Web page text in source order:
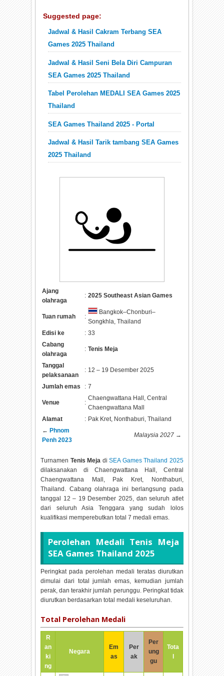
Suggested page:
Jadwal & Hasil Cakram Terbang SEA
Games 2025 Thailand
Jadwal & Hasil Seni Bela Diri Campuran
SEA Games 2025 Thailand
Tabel Perolehan MEDALI SEA Games 2025
Thailand
SEA Games Thailand 2025 - Portal
Jadwal & Hasil Tarik tambang SEA Games
2025 Thailand
Ajang
olahraga
: 2025 Southeast Asian Games
Tuan rumah :
Bangkok–Chonburi–
Songkhla, Thailand
Edisi ke
: 33
Cabang
olahraga
: Tenis Meja
Tanggal
pelaksanaan
: 12 – 19 Desember 2025
Jumlah emas : 7
Venue :
Chaengwattana Hall, Central
Chaengwattana Mall
Alamat
: Pak Kret, Nonthaburi, Thailand
← Phnom
Penh 2023
Malaysia 2027 →
Turnamen Tenis Meja diSEA Games Thailand 2025
dilaksanakan diChaengwattana Hall, Central
Chaengwattana Mall, Pak Kret, Nonthaburi,
Thailand. Cabang olahraga ini berlangsung pada
tanggal 12 – 19 Desember 2025, dan seluruh atlet
dari seluruh Asia Tenggara yang sudah lolos
kualifikasi memperebutkan total7 medali emas.
Perolehan Medali Tenis Meja
SEA Games Thailand 2025
Peringkat pada perolehan medali teratas diurutkan
dimulai dari total jumlah emas, kemudian jumlah
perak, dan terakhir jumlah perunggu. Peringkat tidak
diurutkan berdasarkan total medali keseluruhan.
Total Perolehan Medali
R
an
ki
ng
Negara
Em
as
Per
ak
Per
ung
gu
Tota
l